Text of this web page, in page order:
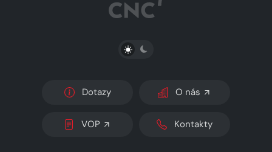
PŘEPNOUT SVĚTLÝ/TMAVÝ REŽIM
Dotazy O nás
VOP Kontakty